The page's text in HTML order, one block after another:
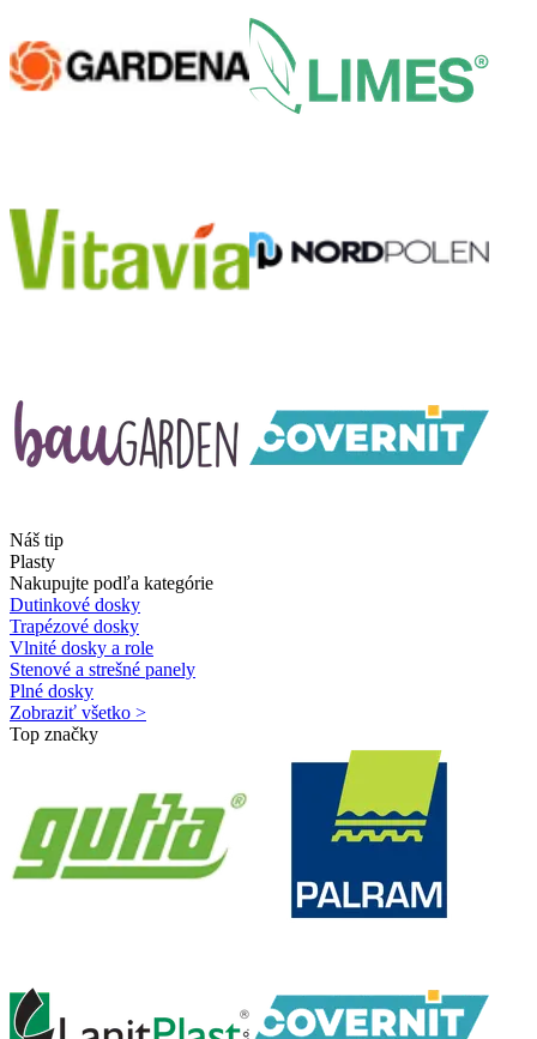
Náš tip
Plasty
Nakupujte podľa kategórie
Dutinkové dosky
Trapézové dosky
Vlnité dosky a role
Stenové a strešné panely
Plné dosky
Zobraziť všetko >
Top značky